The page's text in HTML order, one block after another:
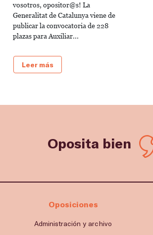
vosotros, opositor@s! La
Generalitat de Catalunya viene de
publicar la convocatoria de 228
plazas para Auxiliar...
Leer más
Oposita bien
Oposiciones
Administración y archivo